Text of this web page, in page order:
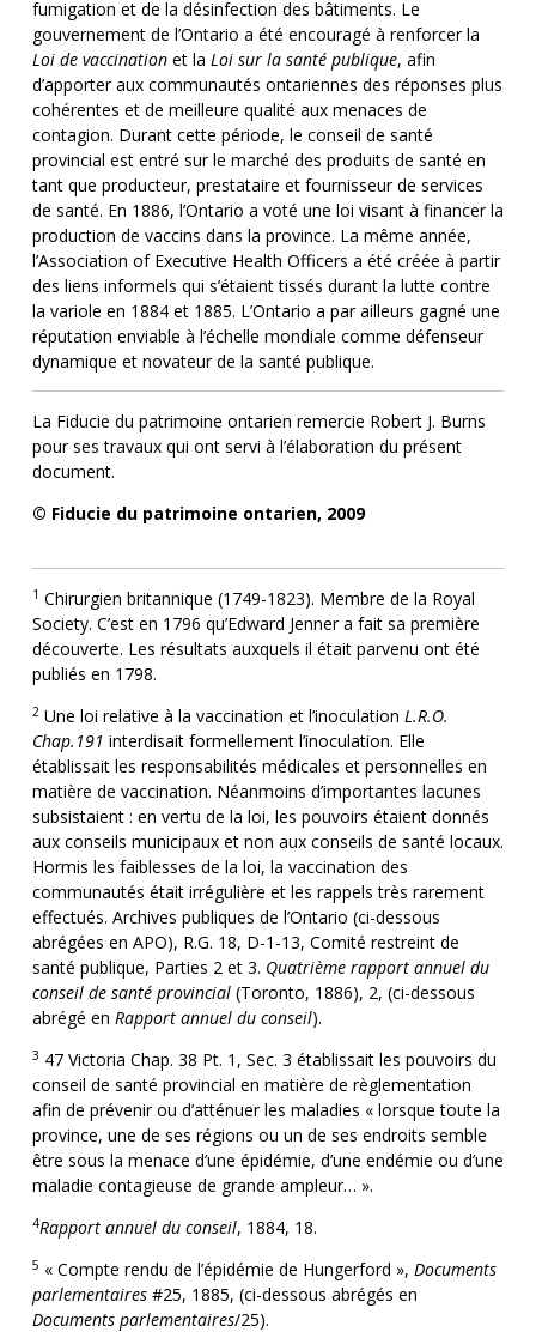
fumigation et de la désinfection des bâtiments. Le
gouvernement de l’Ontario a été encouragé à renforcer la
Loi de vaccinationet la Loi sur la santé publique, afin
d’apporter aux communautés ontariennes des réponses plus
cohérentes et de meilleure qualité aux menaces de
contagion. Durant cette période, le conseil de santé
provincial est entré sur le marché des produits de santé en
tant que producteur, prestataire et fournisseur de services
de santé. En 1886, l’Ontario a voté une loi visant à financer la
production de vaccins dans la province. La même année,
l’Association of Executive Health Officers a été créée à partir
des liens informels qui s’étaient tissés durant la lutte contre
la variole en 1884 et 1885. L’Ontario a par ailleurs gagné une
réputation enviable à l’échelle mondiale comme défenseur
dynamique et novateur de la santé publique.
La Fiducie du patrimoine ontarien remercie Robert J. Burns
pour ses travaux qui ont servi à l’élaboration du présent
document.
© Fiducie du patrimoine ontarien, 2009
1 Chirurgien britannique (1749-1823). Membre de la Royal
Society. C’est en 1796 qu’Edward Jenner a fait sa première
découverte. Les résultats auxquels il était parvenu ont été
publiés en 1798.
2Une loi relative à la vaccination et l’inoculation L.R.O.
Chap.191 interdisait formellement l’inoculation. Elle
établissait les responsabilités médicales et personnelles en
matière de vaccination. Néanmoins d’importantes lacunes
subsistaient : en vertu de la loi, les pouvoirs étaient donnés
aux conseils municipaux et non aux conseils de santé locaux.
Hormis les faiblesses de la loi, la vaccination des
communautés était irrégulière et les rappels très rarement
effectués. Archives publiques de l’Ontario (ci-dessous
abrégées en APO), R.G. 18, D-1-13, Comité restreint de
santé publique, Parties 2 et 3. Quatrième rapport annuel du
conseil de santé provincial(Toronto, 1886), 2, (ci-dessous
abrégé en Rapport annuel du conseil).
3 47 Victoria Chap. 38 Pt. 1, Sec. 3 établissait les pouvoirs du
conseil de santé provincial en matière de règlementation
afin de prévenir ou d’atténuer les maladies « lorsque toute la
province, une de ses régions ou un de ses endroits semble
être sous la menace d’une épidémie, d’une endémie ou d’une
maladie contagieuse de grande ampleur… ».
4Rapport annuel du conseil, 1884, 18.
5 « Compte rendu de l’épidémie de Hungerford », Documents
parlementaires#25, 1885, (ci-dessous abrégés en
Documents parlementaires/25).